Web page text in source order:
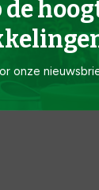
onze